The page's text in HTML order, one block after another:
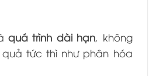
quá trình dài hạn, không
quả tức thì như phân hóa